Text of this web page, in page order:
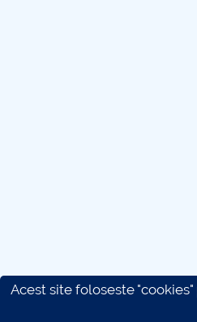
Acest site foloseste